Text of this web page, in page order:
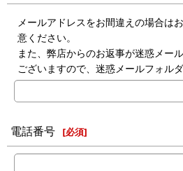
メールアドレスをお間違えの場合は
意ください。
また、弊店からのお返事が迷惑メー
ございますので、迷惑メールフォル
電話番号 [必須]